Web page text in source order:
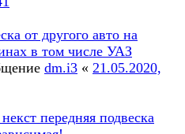
от другого авто на
в том числе УАЗ
dm.i3 « 21.05.2020,
передняя подвеска